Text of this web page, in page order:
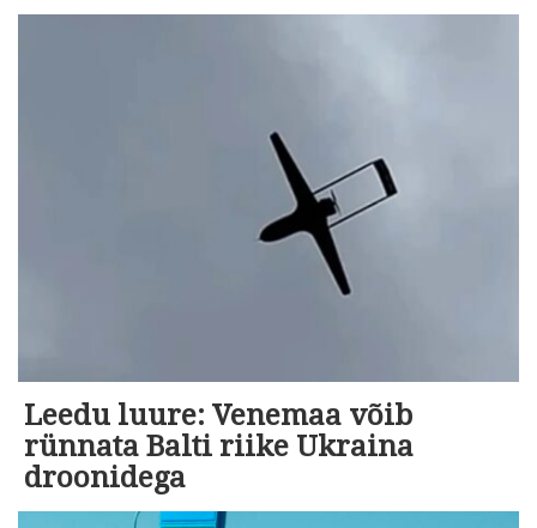
Leedu luure: Venemaa võib
rünnata Balti riike Ukraina
droonidega